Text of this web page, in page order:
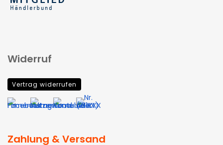
Widerruf
Vertrag widerrufen
Zahlung & Versand